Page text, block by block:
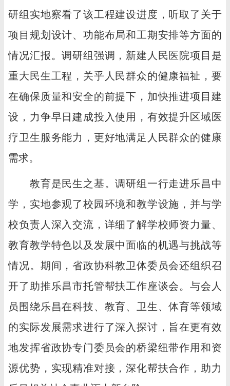
研组实地察看了该工程建设进度，听取了关于
项目规划设计、功能布局和工期安排等方面的
情况汇报。调研组强调，新建人民医院项目是
重大民生工程，关乎人民群众的健康福祉，要
在确保质量和安全的前提下，加快推进项目建
设，力争早日建成投入使用，有效提升区域医
疗卫生服务能力，更好地满足人民群众的健康
需求。
教育是民生之基。调研组一行走进乐昌中
学，实地参观了校园环境和教学设施，并与学
校负责人深入交流，详细了解学校师资力量、
教育教学特色以及发展中面临的机遇与挑战等
情况。期间，省政协科教卫体委员会还组织召
开了助推乐昌市托管帮扶工作座谈会。与会人
员围绕乐昌在科技、教育、卫生、体育等领域
的实际发展需求进行了深入探讨，旨在更有效
地发挥省政协专门委员会的桥梁纽带作用和资
源优势，实现精准对接，深化帮扶合作，助力